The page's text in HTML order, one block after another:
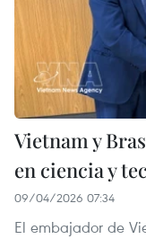
Vietnam y
en ciencia y
09/04/2026 07:34
El embajador de